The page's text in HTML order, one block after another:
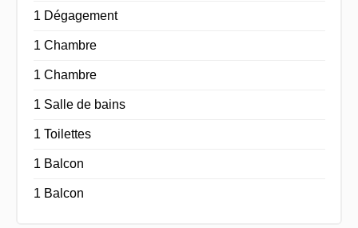
1 Dégagement
1 Chambre
1 Chambre
1 Salle de bains
1 Toilettes
1 Balcon
1 Balcon